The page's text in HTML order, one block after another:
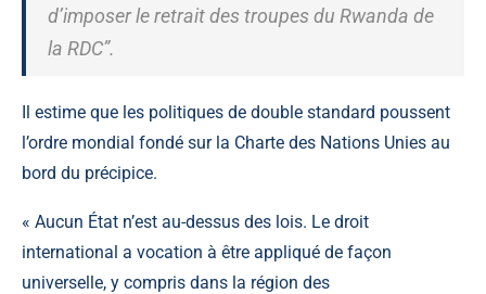
d’imposer le retrait des troupes du Rwanda de
la RDC”.
Il estime que les politiques de double standard poussent
l’ordre mondial fondé sur la Charte des Nations Unies au
bord du précipice.
« Aucun État n’est au-dessus des lois. Le droit
international a vocation à être appliqué de façon
universelle, y compris dans la région des